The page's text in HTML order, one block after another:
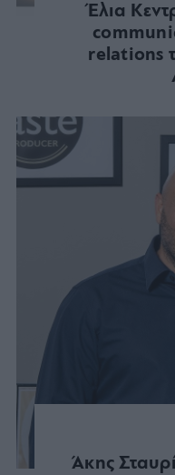
Έλια
relations
Άκης